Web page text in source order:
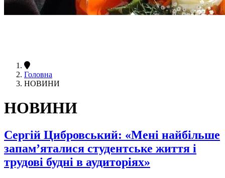
Головна
НОВИНИ
НОВИНИ
Сергій Цибровський: «Мені найбільше
запам’яталися студентське життя і
трудові будні в аудиторіях»